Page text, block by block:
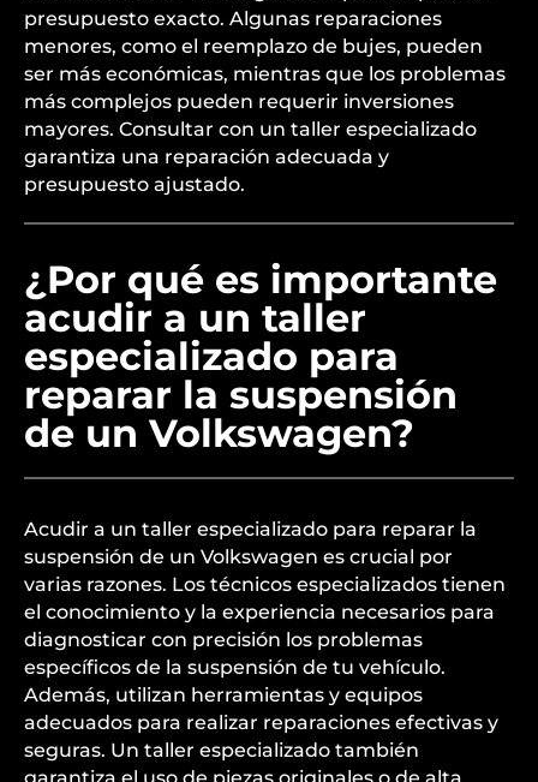
presupuesto exacto. Algunas reparaciones
menores, como el reemplazo de bujes, pueden
ser más económicas, mientras que los problemas
más complejos pueden requerir inversiones
mayores. Consultar con un taller especializado
garantiza una reparación adecuada y
presupuesto ajustado.
¿Por qué es importante
acudir a un taller
especializado para
reparar la suspensión
de un Volkswagen?
Acudir a un taller especializado para reparar la
suspensión de un Volkswagen es crucial por
varias razones. Los técnicos especializados tienen
el conocimiento y la experiencia necesarios para
diagnosticar con precisión los problemas
específicos de la suspensión de tu vehículo.
Además, utilizan herramientas y equipos
adecuados para realizar reparaciones efectivas y
seguras. Un taller especializado también